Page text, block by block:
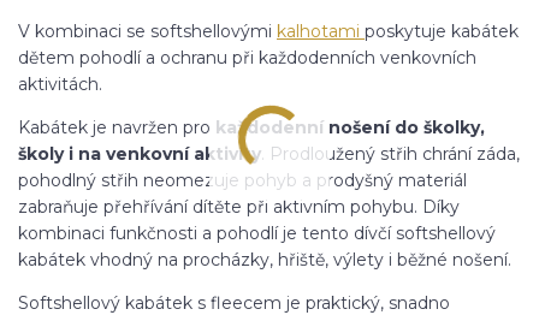
V kombinaci se softshellovými kalhotami poskytuje kabátek
dětem pohodlí a ochranu při každodenních venkovních
aktivitách.
Kabátek je navržen pro každodenní nošení do školky,
školy i na venkovní aktivity. Prodloužený střih chrání záda,
pohodlný střih neomezuje pohyb a prodyšný materiál
zabraňuje přehřívání dítěte při aktivním pohybu. Díky
kombinaci funkčnosti a pohodlí je tento dívčí softshellový
kabátek vhodný na procházky, hřiště, výlety i běžné nošení.
Softshellový kabátek s fleecem je praktický, snadno